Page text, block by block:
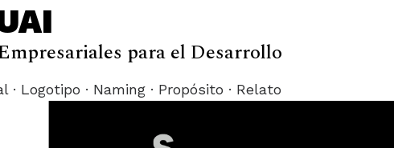
para el Desarrollo
· Logotipo · Naming · Propósito · Relato